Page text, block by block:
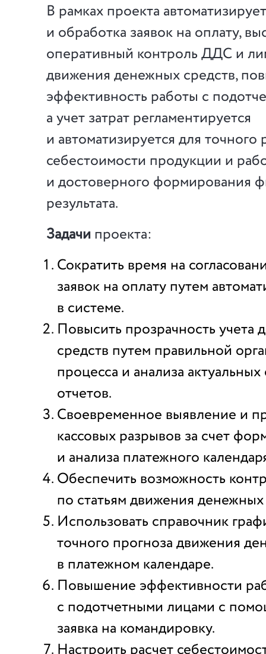
В рамках проекта
и обработка заявок на оплату,
оперативный контроль ДДС и
движения денежных средств,
эффективность работы с
а учет затрат регламентируется
и автоматизируется для точного
себестоимости продукции и
и достоверного формирования
результата.
Задачи проекта:
Сократить время на
заявок на оплату путем
в системе.
Повысить прозрачность учета
средств путем правильной
процесса и анализа
отчетов.
Своевременное выявление и
кассовых разрывов за счет
и анализа платежного
Обеспечить возможность
по статьям движения денежных
Использовать справочник
точного прогноза движения
в платежном календаре.
Повышение эффективности
с подотчетными лицами с
заявка на командировку.